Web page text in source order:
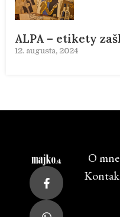
ALPA – etikety
12. augusta, 2024
O mne